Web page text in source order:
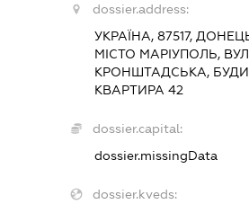
dossier.address:
УКРАЇНА, 87517,
МІСТО МАРІУПОЛЬ,
КРОНШТАДСЬКА,
КВАРТИРА 42
dossier.capital:
dossier.missingData
dossier.kveds: